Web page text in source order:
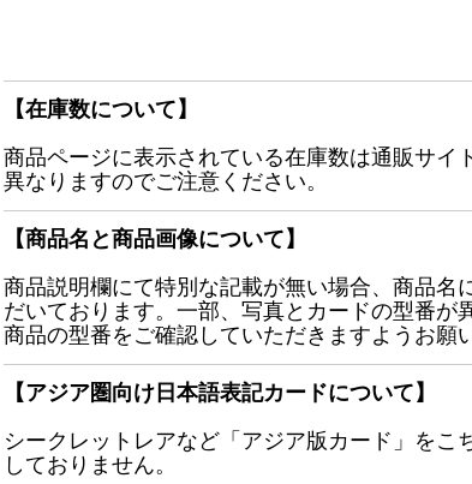
【在庫数について】
商品ページに表示されている在庫数は通販サイ
異なりますのでご注意ください。
【商品名と商品画像について】
商品説明欄にて特別な記載が無い場合、商品名
だいております。一部、写真とカードの型番
商品の型番をご確認していただきますようお願
【アジア圏向け日本語表記カードについて】
シークレットレアなど「アジア版カード」をこ
しておりません。